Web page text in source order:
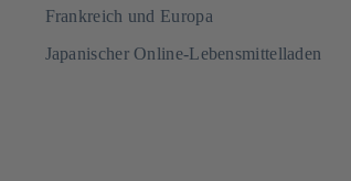
Frankreich und Europa
Japanischer Online-Lebensmittelladen